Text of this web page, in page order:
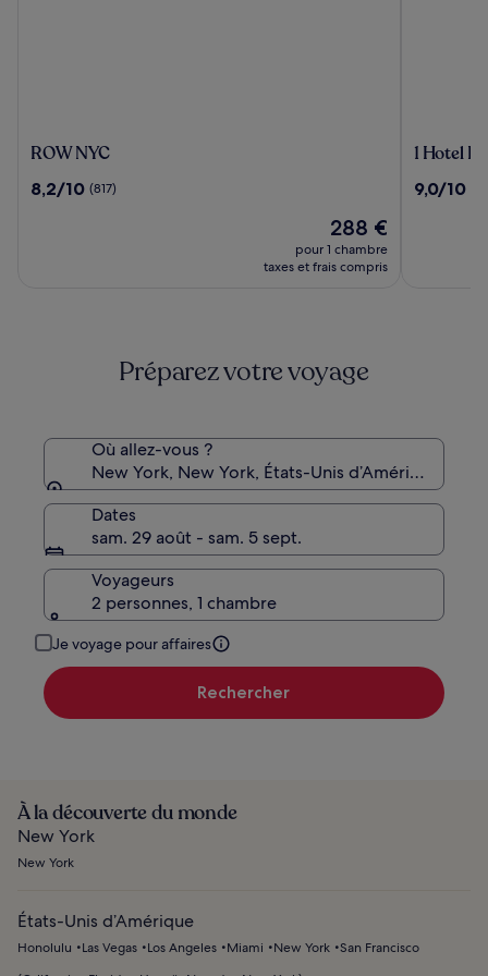
ROW
ROW NYC
8.2
8,2/10 (817)
Le
nouveau
prix
288 €
pour 1 chambre
taxes et frais compris
1
Brooklyn
1 Hotel
9.0
9,0/10
Préparez votre voyage
Où allez-vous ?
New York, New York, États-Unis d’Amérique
Dates
sam. 29 août - sam. 5 sept.
Voyageurs
2 personnes, 1 chambre
Je voyage pour affaires
Rechercher
À la découverte du monde
New York
New York
États-Unis d’Amérique
Honolulu Las Vegas Los Angeles Miami New York San Francisco